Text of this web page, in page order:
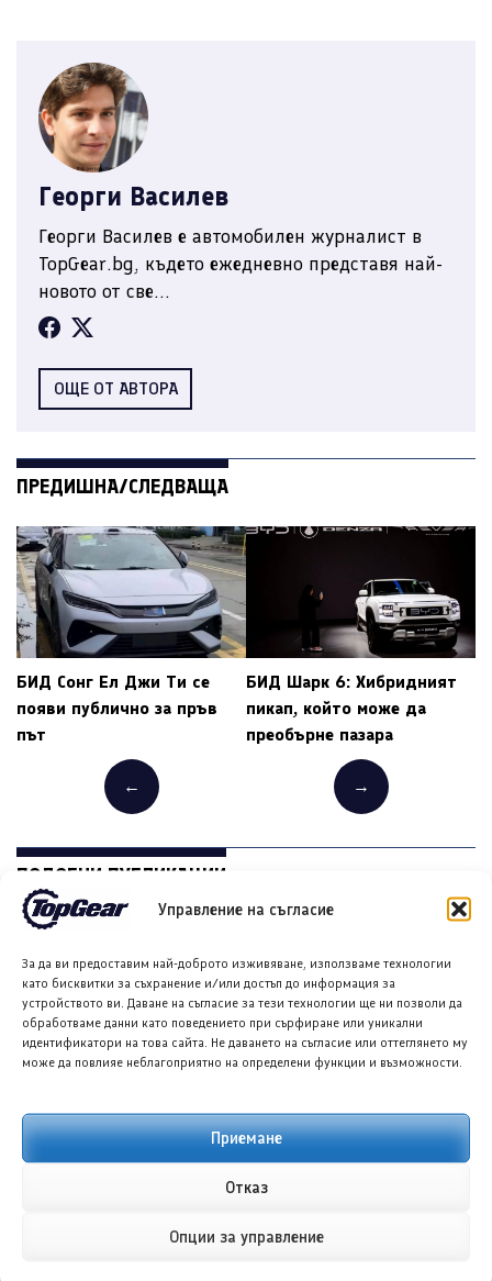
Управление на съгласие
За да ви предоставим най-доброто изживяване, използваме технологии
като бисквитки за съхранение и/или достъп до информация за
устройството ви. Даване на съгласие за тези технологии ще ни позволи да
обработваме данни като поведението при сърфиране или уникални
идентификатори на това сайта. Не даването на съгласие или оттеглянето му
може да повлияе неблагоприятно на определени функции и възможности.
Приемане
Отказ
Опции за управление
Георги Василев
Георги Василев е автомобилен журналист в
TopGear.bg, където ежедневно представя най-
новото от све...
ОЩЕ ОТ АВТОРА
ПРЕДИШНА/СЛЕДВАЩА
БИД Сонг Ел Джи Ти се
появи публично за пръв
път
←
БИД Шарк 6: Хибридният
пикап, който може да
преобърне пазара
→
ПОДОБНИ ПУБЛИКАЦИИ
Шкода Kamiq: Защо
този практичен SUV
Ирландия
Киа Carnival Hybrid
срещу Тойота Sienna